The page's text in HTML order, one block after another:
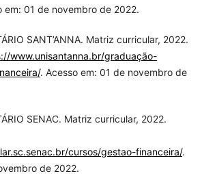
em: 01 de novembro de 2022.
SANT’ANNA. Matriz curricular, 2022.
www.unisantanna.br/graduação-
. Acesso em: 01 de novembro de
SENAC. Matriz curricular, 2022.
cursos/gestao-financeira/.
de 2022.